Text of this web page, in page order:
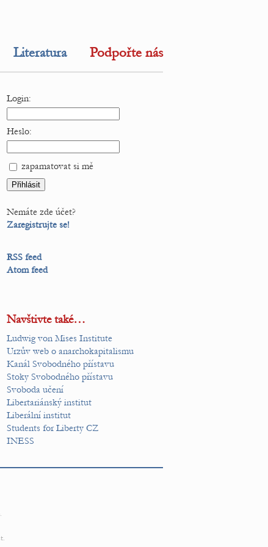
Literatura Podpořte nás
Login:
Heslo:
zapamatovat si mě
Nemáte zde účet?
Zaregistrujte se!
RSS feed
Atom feed
Navštivte také…
Ludwig von Mises Institute
Urzův web o anarchokapitalismu
Kanál Svobodného přístavu
Stoky Svobodného přístavu
Svoboda učení
Libertariánský institut
Liberální institut
Students for Liberty CZ
INESS